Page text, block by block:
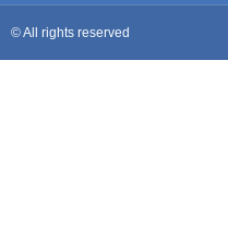
© All rights reserved